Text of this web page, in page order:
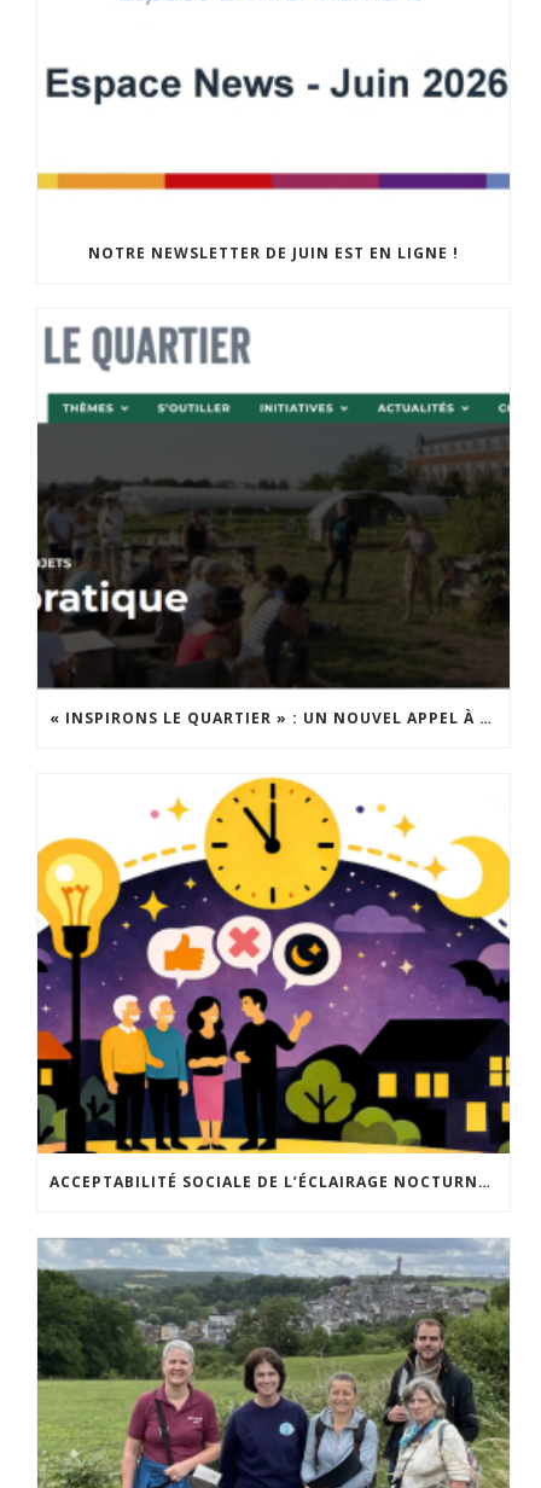
NOTRE NEWSLETTER DE JUIN EST EN LIGNE !
« INSPIRONS LE QUARTIER » : UN NOUVEL APPEL À PROJETS EST LANCÉ !
ACCEPTABILITÉ SOCIALE DE L’ÉCLAIRAGE NOCTURNE : LE REPLAY EST DISPONIBLE